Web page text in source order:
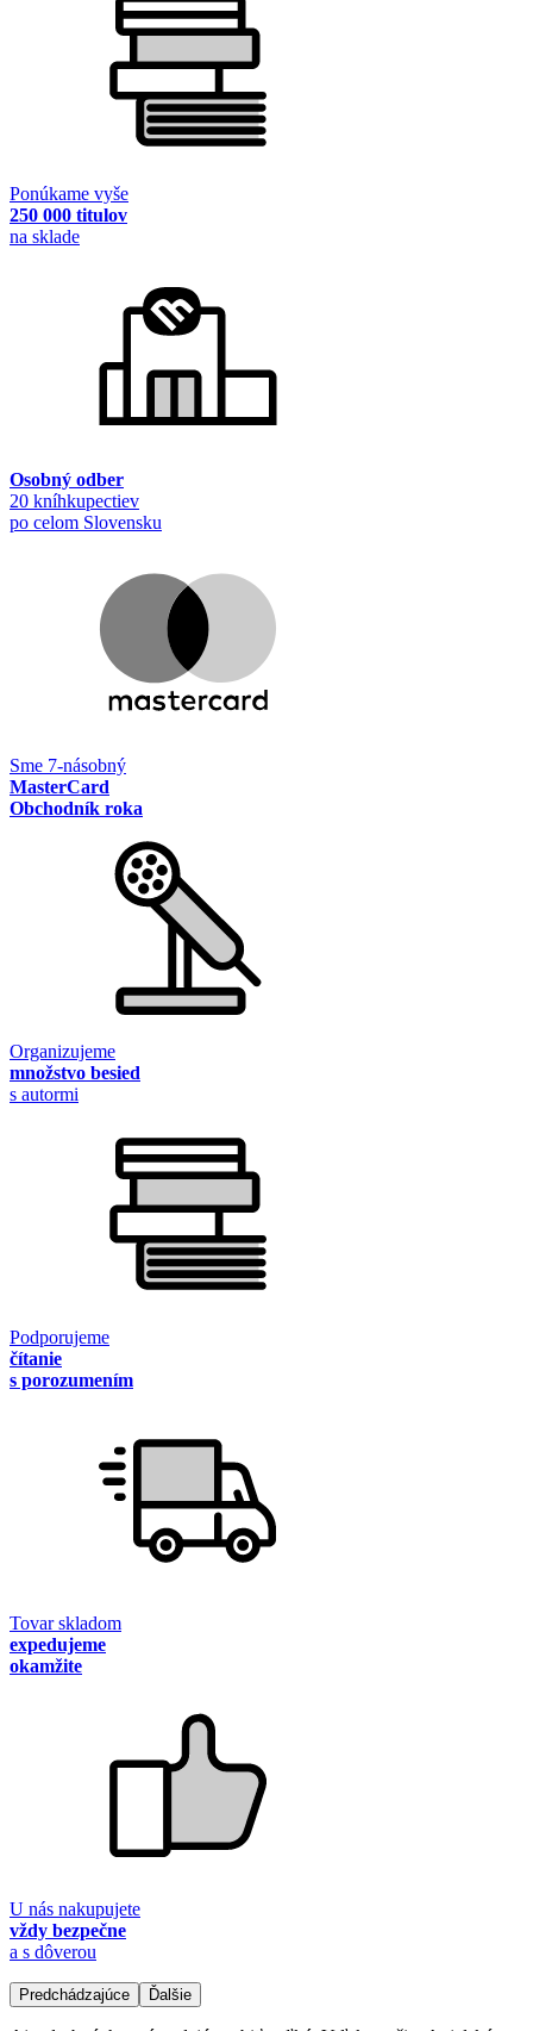
Ponúkame vyše
250 000 titulov
na sklade
Osobný odber
20 kníhkupectiev
po celom Slovensku
Sme 7-násobný
MasterCard
Obchodník roka
Organizujeme
množstvo besied
s autormi
Podporujeme
čítanie
s porozumením
Tovar skladom
expedujeme
okamžite
U nás nakupujete
vždy bezpečne
a s dôverou
Predchádzajúce Ďalšie